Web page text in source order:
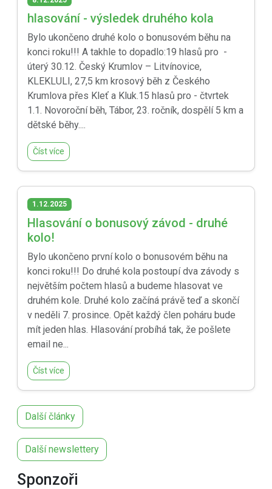
hlasování - výsledek druhého kola
Bylo ukončeno druhé kolo o bonusovém běhu na
konci roku!!! A takhle to dopadlo:19 hlasů pro -
úterý 30.12. Český Krumlov – Litvínovice,
KLEKLULI, 27,5 km krosový běh z Českého
Krumlova přes Kleť a Kluk.15 hlasů pro - čtvrtek
1.1. Novoroční běh, Tábor, 23. ročník, dospělí 5 km a
dětské běhy....
Číst více
1.12.2025
Hlasování o bonusový závod - druhé
kolo!
Bylo ukončeno první kolo o bonusovém běhu na
konci roku!!! Do druhé kola postoupí dva závody s
největším počtem hlasů a budeme hlasovat ve
druhém kole. Druhé kolo začíná právě teď a skončí
v neděli 7. prosince. Opět každý člen poháru bude
mít jeden hlas. Hlasování probíhá tak, že pošlete
email ne...
Číst více
Další články
Další newslettery
Sponzoři